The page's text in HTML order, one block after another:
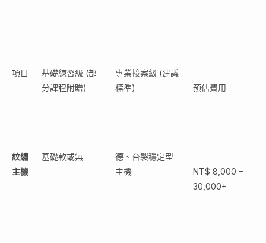
項目
基礎練習級 (部
分課程附贈)
專業接案級 (建議
標準)
預估費用
紋繡
主機
基礎款或無
德、台製穩定型
主機
NT$ 8,000 –
30,000+